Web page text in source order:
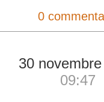
0
30
09:47